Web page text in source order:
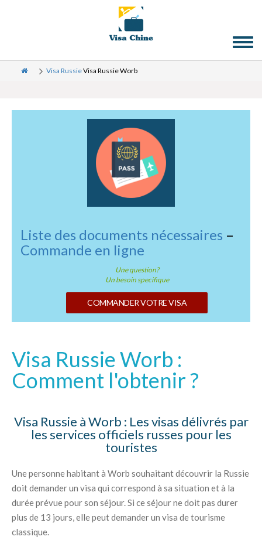
Visa RussieVisa Russie Worb
Liste des documents nécessaires –
Commande en ligne
Une question?
Un besoin specifique
COMMANDER VOTRE VISA
Visa Russie Worb :
Comment l'obtenir ?
Visa Russie à Worb : Les visas délivrés par
les services officiels russes pour les
touristes
Une personne habitant à Worb souhaitant découvrir la Russie
doit demander un visa qui correspond à sa situation et à la
durée prévue pour son séjour. Si ce séjour ne doit pas durer
plus de 13 jours, elle peut demander un visa de tourisme
classique.